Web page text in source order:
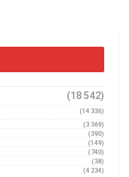
(18 542)
(14 336)
(3 369)
(390)
(149)
(740)
(38)
(4 234)